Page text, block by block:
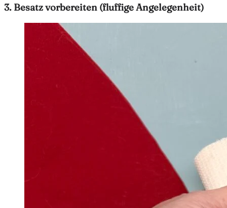
3. Besatz vorbereiten (fluffige Angelegenheit)